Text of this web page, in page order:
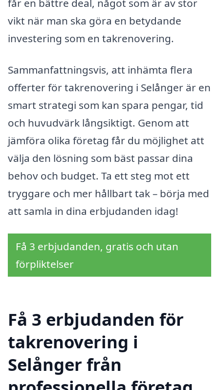
får en bättre deal, något som är av stor
vikt när man ska göra en betydande
investering som en takrenovering.
Sammanfattningsvis, att inhämta flera
offerter för takrenovering i Selånger är en
smart strategi som kan spara pengar, tid
och huvudvärk långsiktigt. Genom att
jämföra olika företag får du möjlighet att
välja den lösning som bäst passar dina
behov och budget. Ta ett steg mot ett
tryggare och mer hållbart tak – börja med
att samla in dina erbjudanden idag!
Få 3 erbjudanden, gratis och utan
förpliktelser
Få 3 erbjudanden för
takrenovering i
Selånger från